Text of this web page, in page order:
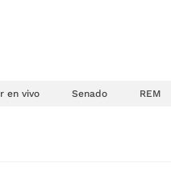
en vivo Senado REM